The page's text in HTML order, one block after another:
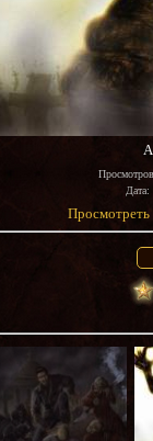
Просмотров
Дата:
Просмотреть